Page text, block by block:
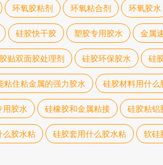
环氧胶粘剂 环氧粘合剂 环氧胶水
硅胶快干胶 塑胶专用胶水 金属
贴双面胶处理剂 硅胶环保胶水 硅
粘住粘金属的强力胶水 硅胶材料用什么
用胶水 硅橡胶和金属粘接 硅胶粘铝
么胶水粘 硅胶套用什么胶水粘 软硅